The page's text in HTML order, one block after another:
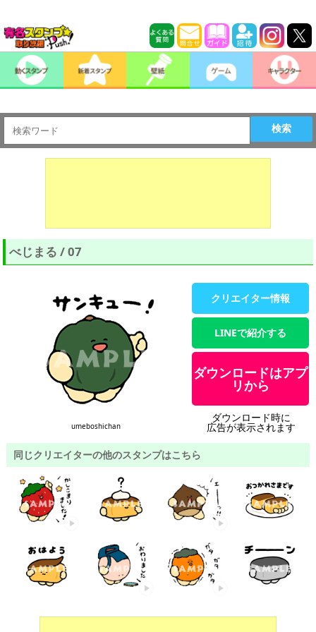
検索
べじまる / 07
umeboshichan
クリエイター情報
LINEで紹介する
ダウンロードはアプ
リから
ダウンロード時に
広告が表示されます
同じクリエイターの他のスタンプはこちら